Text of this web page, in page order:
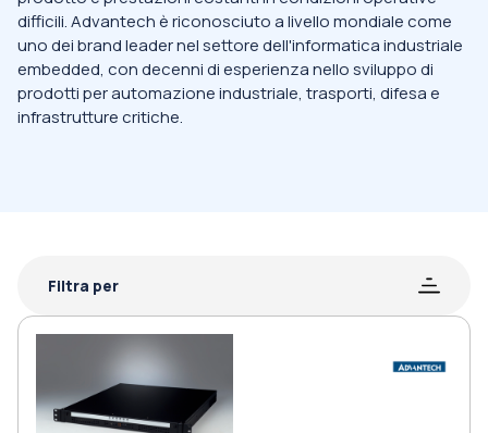
difficili. Advantech è riconosciuto a livello mondiale come
uno dei brand leader nel settore dell'informatica industriale
embedded, con decenni di esperienza nello sviluppo di
prodotti per automazione industriale, trasporti, difesa e
infrastrutture critiche.
Filtra per